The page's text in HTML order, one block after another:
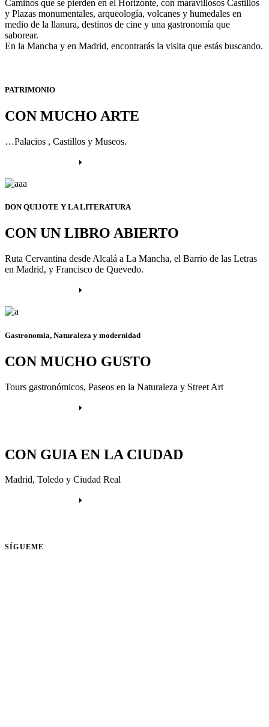
Caminos que se pierden en el Horizonte, con maravillosos Castillos
y Plazas monumentales, arqueología, volcanes y humedales en
medio de la llanura, destinos de cine y una gastronomía que
saborear.
En la Mancha y en Madrid, encontrarás la visita que estás buscando.
PATRIMONIO
CON MUCHO ARTE
…Palacios , Castillos y Museos.
DON QUIJOTE Y LA LITERATURA
CON UN LIBRO ABIERTO
Ruta Cervantina desde Alcalá a La Mancha, el Barrio de las Letras
en Madrid, y Francisco de Quevedo.
Gastronomia, Naturaleza y modernidad
CON MUCHO GUSTO
Tours gastronómicos, Paseos en la Naturaleza y Street Art
CON GUIA EN LA CIUDAD
Madrid, Toledo y Ciudad Real
SÍGUEME